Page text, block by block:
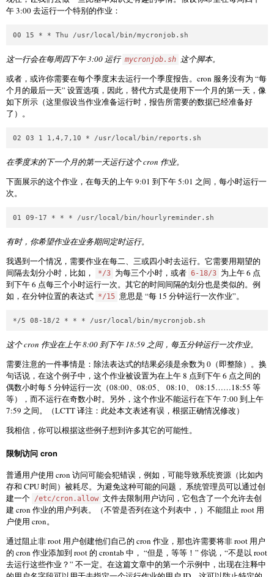
午 3:00 去运行一个特别的作业：
这一行会在每周四下午 3:00 运行 mycronjob.sh 这个脚本。
或者，或许你需要在每个季度末去运行一个季度报告。cron 服务没有为 “每
个月的最后一天” 设置选项，因此，替代方式是使用下一个月的第一天，像
如下所示（这里假设当作业准备运行时，报告所需要的数据已经准备好
了）。
在季度末的下一个月的第一天运行这个 cron 作业。
下面展示的这个作业，在每天的上午 9:01 到下午 5:01 之间，每小时运行一
次。
有时，你希望作业在业务期间定时运行。
我遇到一个情况，需要作业在每二、三或四小时去运行。它需要用期望的
间隔去划分小时，比如，
*/3 为每三个小时，或者 6-18/3 为上午 6 点
到下午 6 点每三个小时运行一次。其它的时间间隔的划分也是类似的。例
如，在分钟位置的表达式 */15 意思是 “每 15 分钟运行一次作业”。
这个 cron 作业在上午 8:00 到下午 18:59 之间，每五分钟运行一次作业。
需要注意的一件事情是：除法表达式的结果必须是余数为 0（即整除）。换
句话说，在这个例子中，这个作业被设置为在上午 8 点到下午 6 点之间的
偶数小时每 5 分钟运行一次（08:00、08:05、 08:10、 08:15……18:55 等
等），而不运行在奇数小时。另外，这个作业不能运行在下午 7:00 到上午
7:59 之间。（LCTT 译注：此处本文表述有误，根据正确情况修改）
我相信，你可以根据这些例子想到许多其它的可能性。
限制访问 cron
普通用户使用 cron 访问可能会犯错误，例如，可能导致系统资源（比如内
存和 CPU 时间）被耗尽。为避免这种可能的问题， 系统管理员可以通过创
建一个 /etc/cron.allow 文件去限制用户访问，它包含了一个允许去创
建 cron 作业的用户列表。（不管是否列在这个列表中，）不能阻止 root 用
户使用 cron。
通过阻止非 root 用户创建他们自己的 cron 作业，那也许需要将非 root 用户
的 cron 作业添加到 root 的 crontab 中， “但是，等等！” 你说，“不是以 root
去运行这些作业？” 不一定。在这篇文章中的第一个示例中，出现在注释中